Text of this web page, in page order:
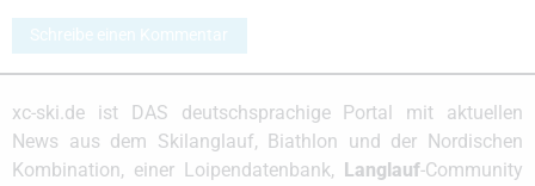
Schreibe einen Kommentar
xc-ski.de ist DAS deutschsprachige Portal mit aktuellen
News aus dem Skilanglauf, Biathlon und der Nordischen
Kombination, einer Loipendatenbank,
Langlauf-Community